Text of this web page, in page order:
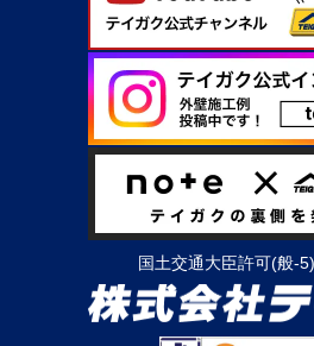
国土交通大臣許可(般-